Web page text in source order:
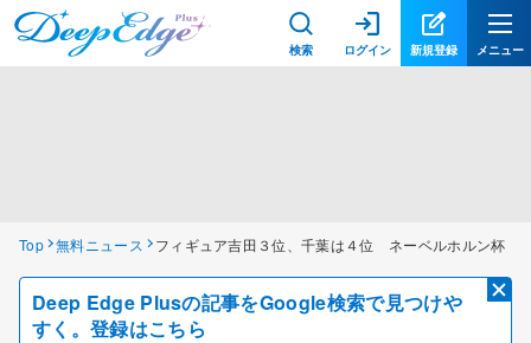
検索 ログイン 新規登録 メニュー
Top 無料ニュース フィギュア吉田３位、千葉は４位 ネーベルホルン杯
Deep Edge Plusの記事をGoogle検索で見つけや
すく。登録はこちら